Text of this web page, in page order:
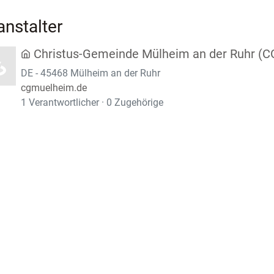
Christus-Gemeinde Mülheim an der Ruhr
DE - 45468 Mülheim an der Ruhr
cgmuelheim.de
1 Verantwortlicher · 0 Zugehörige